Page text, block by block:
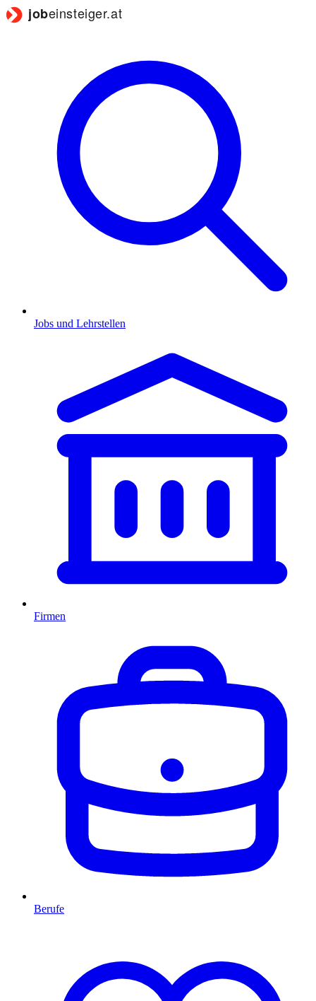
Jobs und Lehrstellen
Firmen
Berufe